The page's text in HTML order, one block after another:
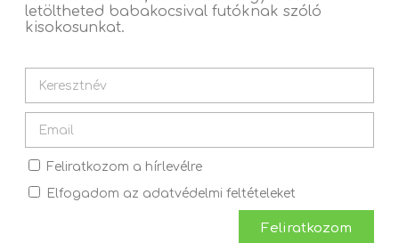
letöltheted babakocsival futóknak szóló
kisokosunkat.
Feliratkozom a hírlevélre
Elfogadom az adatvédelmi feltételeket
Feliratkozom